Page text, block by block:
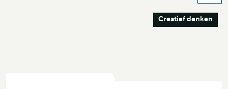
Creatief denken